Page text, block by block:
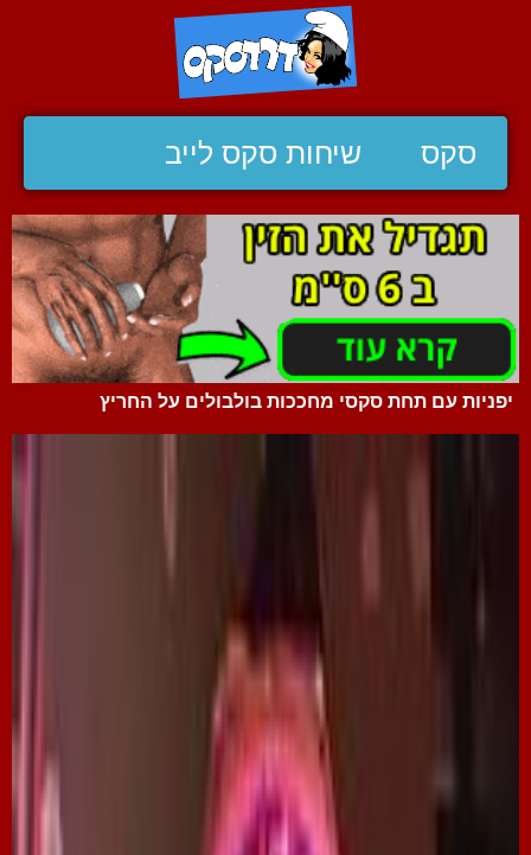
סקס שיחות סקס לייב
יפניות עם תחת סקסי מחככות בולבולים על החריץ